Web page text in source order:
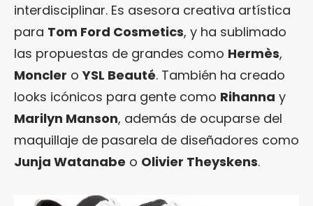
interdisciplinar. Es asesora creativa artística
para Tom Ford Cosmetics, y ha sublimado
las propuestas de grandes como Hermès,
Moncler oYSL Beauté. También ha creado
looks icónicos para gente como Rihanna y
Marilyn Manson, además de ocuparse del
maquillaje de pasarela de diseñadores como
Junja Watanabe o Olivier Theyskens.